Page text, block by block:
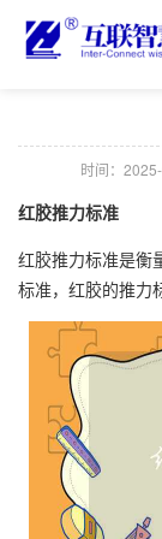
时间：
红胶推力标准
红胶推力标准是衡
标准，红胶的推力